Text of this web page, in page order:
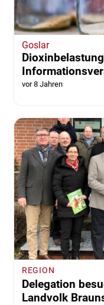
Goslar
vor 8 Jahren
REGION
Delegation
Landvolk